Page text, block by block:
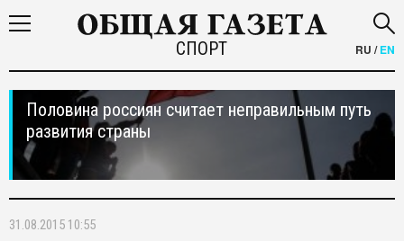
СПОРТ RU /EN
Половина россиян считает неправильным путь
развития страны
31.08.2015 10:55